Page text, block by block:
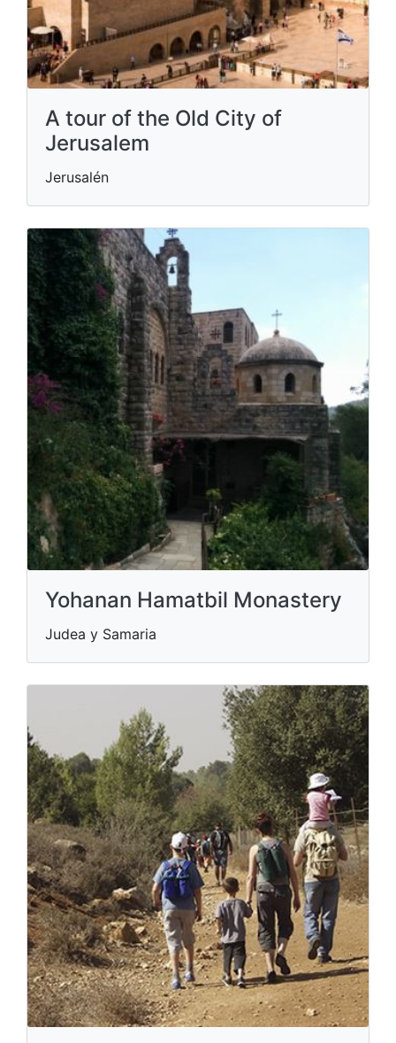
A tour of the Old City of
Jerusalem
Jerusalén
Yohanan Hamatbil Monastery
Judea y Samaria